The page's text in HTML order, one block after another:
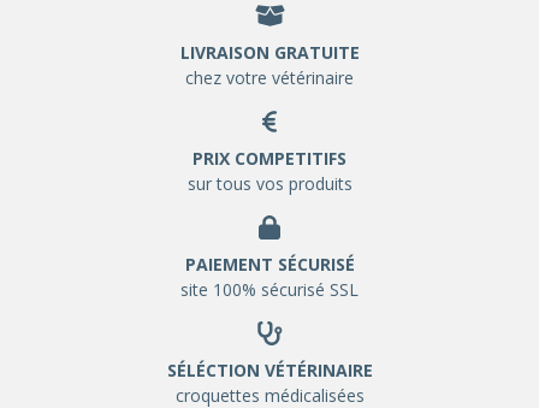
LIVRAISON GRATUITE
chez votre vétérinaire
PRIX COMPETITIFS
sur tous vos produits
PAIEMENT SÉCURISÉ
site 100% sécurisé SSL
SÉLÉCTION VÉTÉRINAIRE
croquettes médicalisées